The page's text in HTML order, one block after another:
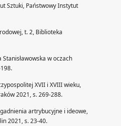
Sztuki, Państwowy Instytut
t. 2, Biblioteka
w oczach
XVII i XVIII wieku,
2021, s. 269-288.
artrybucyjne i ideowe,
2021, s. 23-40.